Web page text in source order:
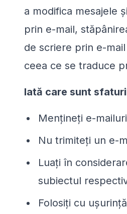
a modifica mesajele
prin e-mail,
de scriere prin e-
ceea ce se traduce
Iată care sunt
Mențineți e-
Nu trimiteți un e-
Luați în
subiectul
Folosiți cu